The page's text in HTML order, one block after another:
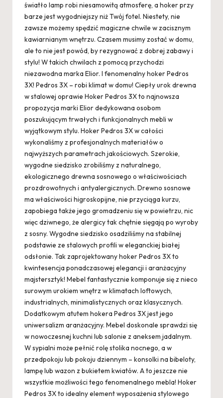
światło lamp robi niesamowitą atmosferę, a hoker przy
barze jest wygodniejszy niż Twój fotel. Niestety, nie
zawsze możemy spędzić magiczne chwile w zacisznym
kawiarnianym wnętrzu. Czasem musimy zostać w domu,
ale to nie jest powód, by rezygnować z dobrej zabawy i
stylu! W takich chwilach z pomocą przychodzi
niezawodna marka Elior. I fenomenalny hoker Pedros
3X! Pedros 3X – robi klimat w domu! Ciepły urok drewna
w stalowej oprawie Hoker Pedros 3X to najnowsza
propozycja marki Elior dedykowana osobom
poszukującym trwałych i funkcjonalnych mebli w
wyjątkowym stylu. Hoker Pedros 3X w całości
wykonaliśmy z profesjonalnych materiałów o
najwyższych parametrach jakościowych. Szerokie,
wygodne siedzisko zrobiliśmy z naturalnego,
ekologicznego drewna sosnowego o właściwościach
prozdrowotnych i antyalergicznych. Drewno sosnowe
ma właściwości higroskopijne, nie przyciąga kurzu,
zapobiega także jego gromadzeniu się w powietrzu, nic
więc dziwnego, że alergicy tak chętnie sięgają po wyroby
z sosny. Wygodne siedzisko osadziliśmy na stabilnej
podstawie ze stalowych profili w eleganckiej białej
odsłonie. Tak zaprojektowany hoker Pedros 3X to
kwintesencja ponadczasowej elegancji i aranżacyjny
majstersztyk! Mebel fantastycznie komponuje się z nieco
surowym urokiem wnętrz w klimatach loftowych,
industrialnych, minimalistycznych oraz klasycznych.
Dodatkowym atutem hokera Pedros 3X jest jego
uniwersalizm aranżacyjny. Mebel doskonale sprawdzi się
w nowoczesnej kuchni lub salonie z aneksem jadalnym.
W sypialni może pełnić rolę stolika nocnego, a w
przedpokoju lub pokoju dziennym – konsolki na bibeloty,
lampę lub wazon z bukietem kwiatów. A to jeszcze nie
wszystkie możliwości tego fenomenalnego mebla! Hoker
Pedros 3X to idealny element wyposażenia stylowego